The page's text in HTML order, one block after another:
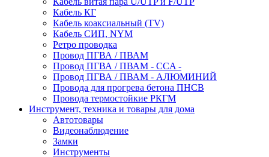
Кабель КГ
Кабель коаксиальный (TV)
Кабель СИП, NYM
Ретро проводка
Провод ПГВА / ПВАМ
Провод ПГВА / ПВАМ - CCA -
Провод ПГВА / ПВАМ - АЛЮМИНИЙ
Провода для прогрева бетона ПНСВ
Провода термостойкие РКГМ
Инструмент, техника и товары для дома
Автотовары
Видеонаблюдение
Замки
Инструменты